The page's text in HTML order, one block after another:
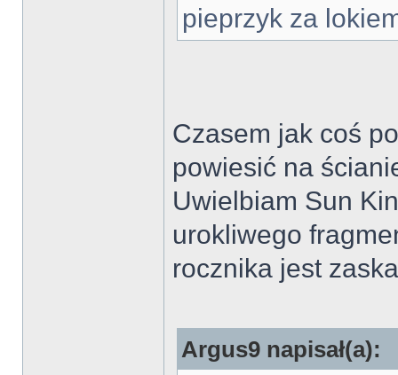
pieprzyk za
Czasem jak coś
powiesić na
Uwielbiam Sun
urokliwego
rocznika jest
Argus9 napisał(a):